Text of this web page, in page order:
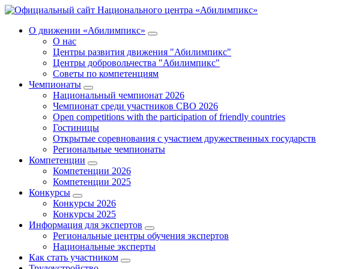
О движении «Абилимпикс»
О нас
Центры развития движения "Абилимпикс"
Центры добровольчества "Абилимпикс"
Советы по компетенциям
Чемпионаты
Национальный чемпионат 2026
Чемпионат среди участников СВО 2026
Open competitions with the participation of friendly countries
Гостиницы
Открытые соревнования с участием дружественных государств
Региональные чемпионаты
Компетенции
Компетенции 2026
Компетенции 2025
Конкурсы
Конкурсы 2026
Конкурсы 2025
Информация для экспертов
Региональные центры обучения экспертов
Национальные эксперты
Как стать участником